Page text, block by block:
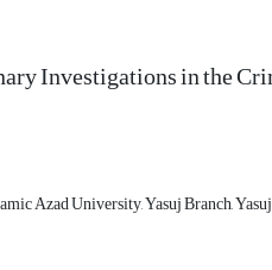
Investigations in the
Azad University, Yasuj Branch,